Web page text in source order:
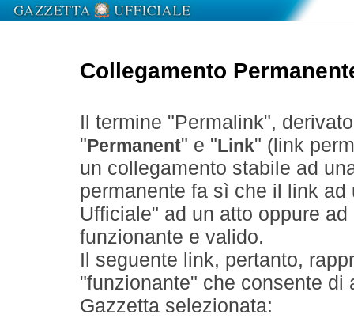
Collegamento
Il termine "Permalink",
" Permanent" e " Link" (link
un collegamento stabile ad
permanente fa sì che il link
Ufficiale" ad un atto oppure
funzionante e valido.
Il seguente link, pertanto,
"funzionante" che consente
Gazzetta selezionata: